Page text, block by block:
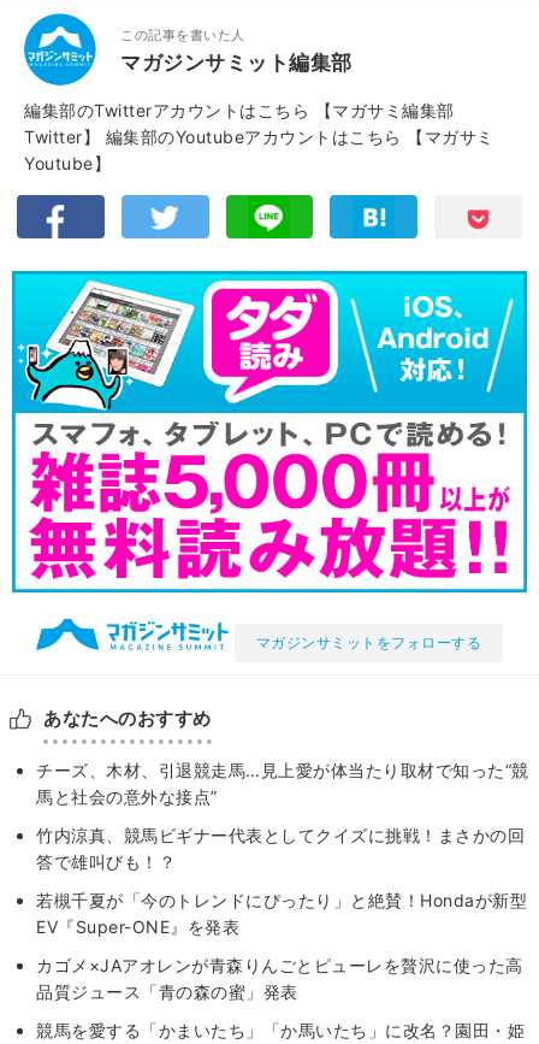
この記事を書いた人
マガジンサミット編集部
編集部のTwitterアカウントはこちら
【マガサミ編集部
Twitter】
編集部のYoutubeアカウントはこちら
【マガサミ
Youtube】
マガジンサミットをフォローする
あなたへのおすすめ
チーズ、木材、引退競走馬…見上愛が体当たり取材で知った“競
馬と社会の意外な接点”
竹内涼真、競馬ビギナー代表としてクイズに挑戦！まさかの回
答で雄叫びも！？
若槻千夏が「今のトレンドにぴったり」と絶賛！Hondaが新型
EV『Super-ONE』を発表
カゴメ×JAアオレンが青森りんごとピューレを贅沢に使った高
品質ジュース「青の森の蜜」発表
競馬を愛する「かまいたち」「か馬いたち」に改名？園田・姫